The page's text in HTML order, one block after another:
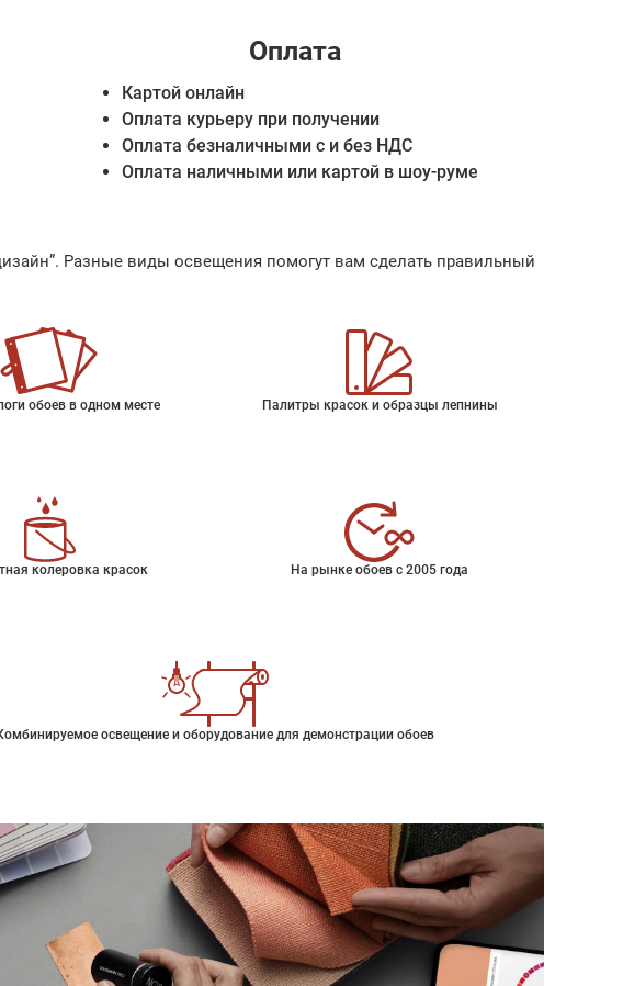
Оплата
Картой онлайн
Оплата курьеру при получении
Оплата безналичными с и без НДС
Оплата наличными или картой в шоу-руме
Разные виды освещения помогут вам сделать правильный
обоев в одном месте Палитры красок и образцы лепнины
колеровка красок На рынке обоев с 2005 года
освещение и оборудование для демонстрации обоев